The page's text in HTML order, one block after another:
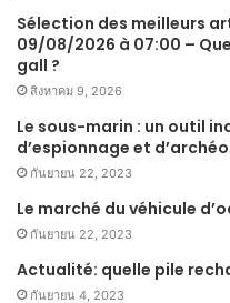
Sélection des meilleurs
09/08/2026 à 07:00 –
gall ?
สิงหาคม 9, 2026
Le sous-marin : un outil
d’espionnage et
กันยายน 22, 2023
Le marché du véhicule
กันยายน 22, 2023
Actualité: quelle pile
กันยายน 4, 2023